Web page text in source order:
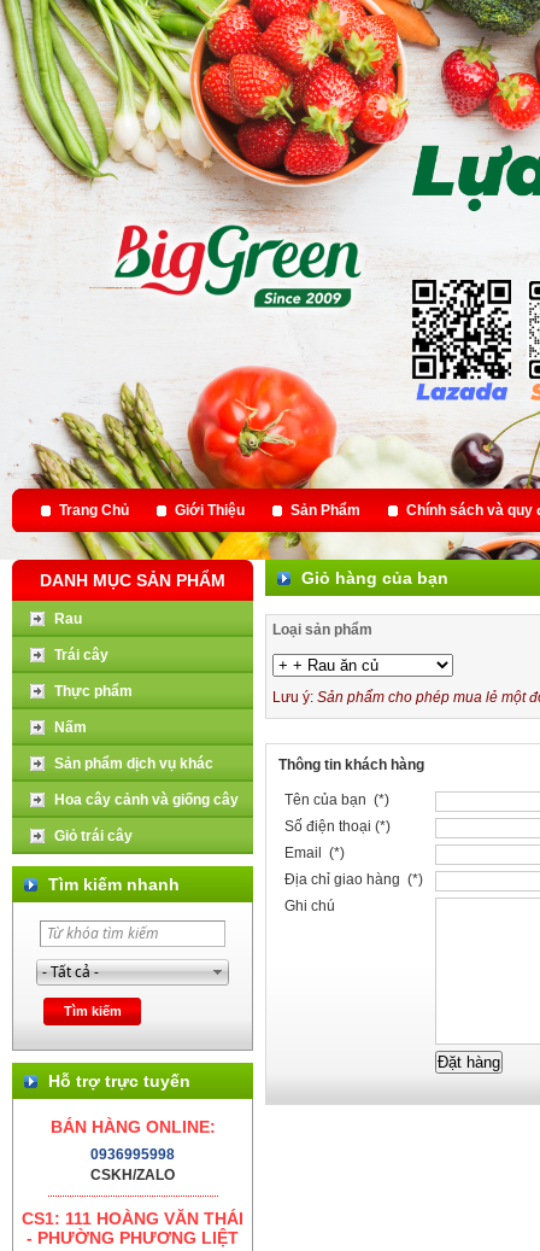
Trang Chủ Giới Thiệu Sản Phẩm Chính sách và quy
DANH MỤC SẢN PHẨM
Rau
Trái cây
Thực phẩm
Nấm
Sản phẩm dịch vụ khác
Hoa cây cảnh và giống cây
Giỏ trái cây
Tìm kiếm nhanh
Hỗ trợ trực tuyến
BÁN HÀNG ONLINE:
0936995998
CSKH/ZALO
CS1: 111 HOÀNG VĂN THÁI
- PHƯỜNG PHƯƠNG LIỆT
Giỏ hàng của bạn
Loại sản phẩm
Lưu ý: Sản phẩm cho phép mua lẻ một
Thông tin khách hàng
Tên của bạn (*)
Số điện thoại (*)
Email (*)
Địa chỉ giao hàng (*)
Ghi chú